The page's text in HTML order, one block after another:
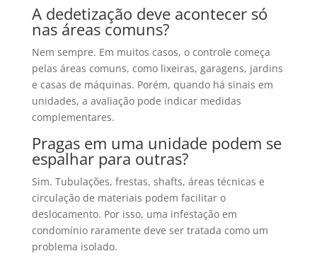
A dedetização deve acontecer só
nas áreas comuns?
Nem sempre. Em muitos casos, o controle começa
pelas áreas comuns, como lixeiras, garagens, jardins
e casas de máquinas. Porém, quando há sinais em
unidades, a avaliação pode indicar medidas
complementares.
Pragas em uma unidade podem se
espalhar para outras?
Sim. Tubulações, frestas, shafts, áreas técnicas e
circulação de materiais podem facilitar o
deslocamento. Por isso, uma infestação em
condomínio raramente deve ser tratada como um
problema isolado.